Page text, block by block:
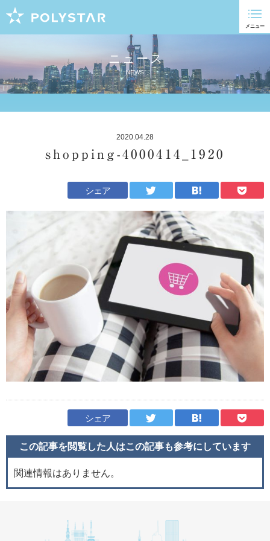
ニュース
NEWS
2020.04.28
shopping-4000414_1920
シェア
シェア
この記事を閲覧した人はこの記事も参考にしています
関連情報はありません。